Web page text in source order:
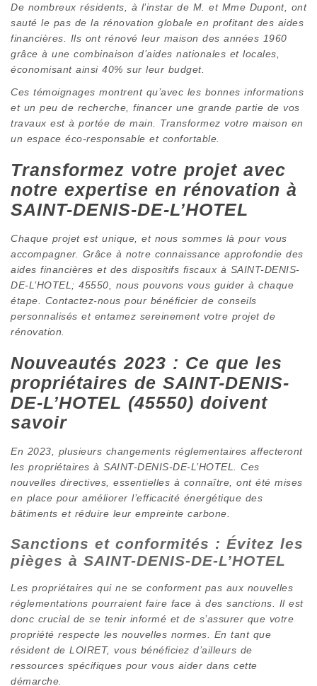
De nombreux résidents, à l’instar de M. et Mme Dupont, ont
sauté le pas de la rénovation globale en profitant des aides
financières. Ils ont rénové leur maison des années 1960
grâce à une combinaison d’aides nationales et locales,
économisant ainsi 40% sur leur budget.
Ces témoignages montrent qu’avec les bonnes informations
et un peu de recherche, financer une grande partie de vos
travaux est à portée de main. Transformez votre maison en
un espace éco-responsable et confortable.
Transformez votre projet avec
notre expertise en rénovation à
SAINT-DENIS-DE-L’HOTEL
Chaque projet est unique, et nous sommes là pour vous
accompagner. Grâce à notre connaissance approfondie des
aides financières et des dispositifs fiscaux à SAINT-DENIS-
DE-L’HOTEL; 45550, nous pouvons vous guider à chaque
étape. Contactez-nous pour bénéficier de conseils
personnalisés et entamez sereinement votre projet de
rénovation.
Nouveautés 2023 : Ce que les
propriétaires de SAINT-DENIS-
DE-L’HOTEL (45550) doivent
savoir
En 2023, plusieurs changements réglementaires affecteront
les propriétaires à SAINT-DENIS-DE-L’HOTEL. Ces
nouvelles directives, essentielles à connaître, ont été mises
en place pour améliorer l’efficacité énergétique des
bâtiments et réduire leur empreinte carbone.
Sanctions et conformités : Évitez les
pièges à SAINT-DENIS-DE-L’HOTEL
Les propriétaires qui ne se conforment pas aux nouvelles
réglementations pourraient faire face à des sanctions. Il est
donc crucial de se tenir informé et de s’assurer que votre
propriété respecte les nouvelles normes. En tant que
résident de LOIRET, vous bénéficiez d’ailleurs de
ressources spécifiques pour vous aider dans cette
démarche.